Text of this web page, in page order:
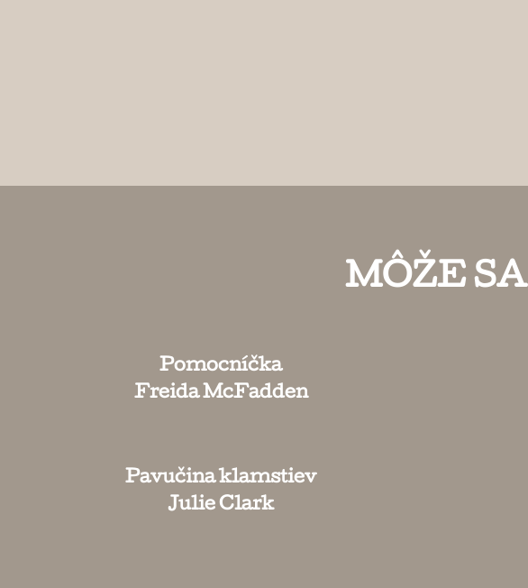
MÔŽE
Pomocníčka
Freida McFadden
Pavučina klamstiev
Julie Clark